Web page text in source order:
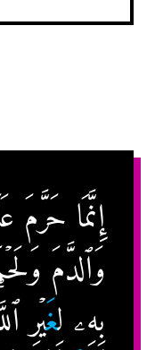
إِنَّمَا
وَٱلدَّمَ
بِهِۦ لِغَيۡرِ